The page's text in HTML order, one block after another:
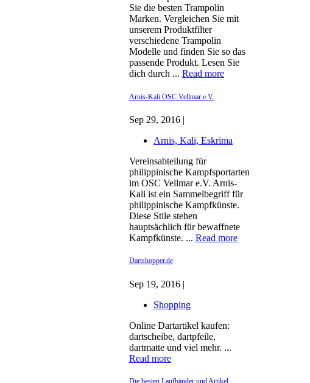
Sie die besten Trampolin
Marken. Vergleichen Sie mit
unserem Produktfilter
verschiedene Trampolin
Modelle und finden Sie so das
passende Produkt. Lesen Sie
dich durch ... Read more
Arnis-Kali OSC Vellmar e.V.
Sep 29, 2016 |
Arnis, Kali, Eskrima
Vereinsabteilung für
philippinische Kampfsportarten
im OSC Vellmar e.V. Arnis-
Kali ist ein Sammelbegriff für
philippinische Kampfkünste.
Diese Stile stehen
hauptsächlich für bewaffnete
Kampfkünste. ... Read more
Dartshopper.de
Sep 19, 2016 |
Shopping
Online Dartartikel kaufen:
dartscheibe, dartpfeile,
dartmatte und viel mehr. ...
Read more
Die besten Laufbänder und Artikel